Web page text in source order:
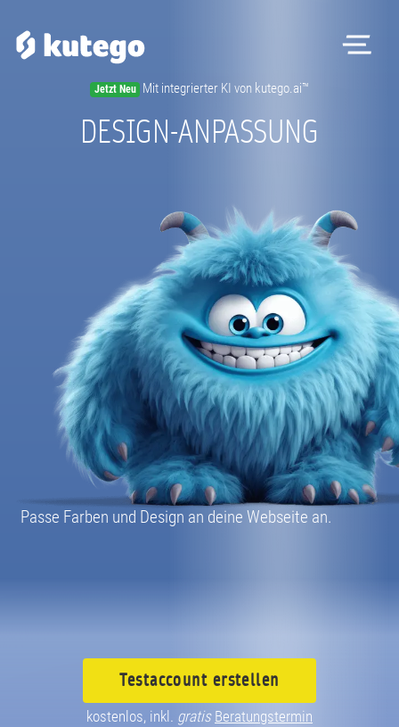
Jetzt Neu Mit integrierter KI von kutego.ai™
DESIGN-ANPASSUNG
Passe Farben und Design an deine Webseite an.
Testaccount erstellen
kostenlos, inkl. gratis Beratungstermin
Software
Hardware
Kontakt
Magazin
Registrieren
Beratungstermin
08004003055